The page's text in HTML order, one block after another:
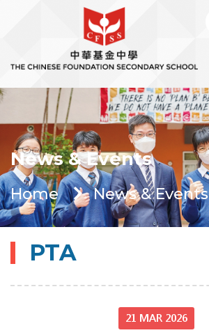
News & Events
Home News & Events
PTA
21 MAR 2026